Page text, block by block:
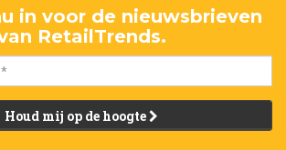
in voor de nieuwsbrieven
RetailTrends.
Houd mij op de hoogte